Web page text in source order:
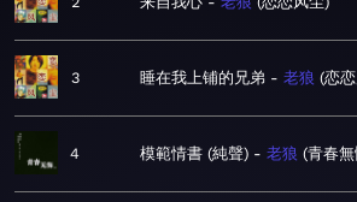
3 睡在我上铺的兄弟 老狼 恋
4 模範情書 (純聲) 老狼 青春